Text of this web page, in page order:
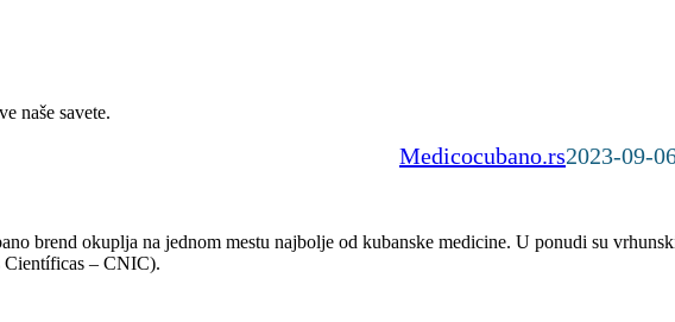
naše savete.
Medicocubano.rs2023-09-
brend okuplja na jednom mestu najbolje od kubanske medicine. U ponudi su
Científicas – CNIC).